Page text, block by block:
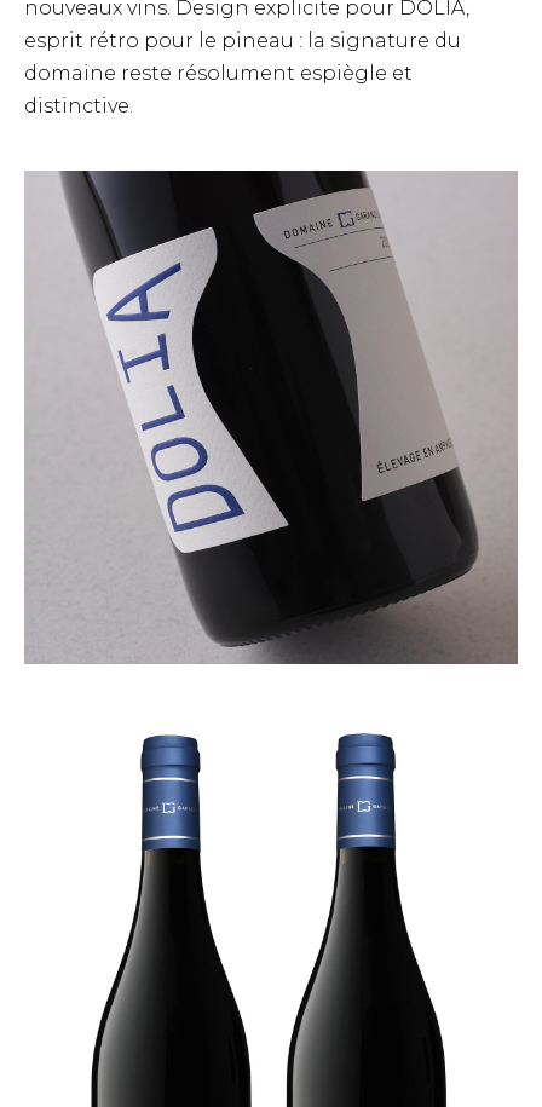
nouveaux vins. Design explicite pour DOLIA,
esprit rétro pour le pineau : la signature du
domaine reste résolument espiègle et
distinctive.